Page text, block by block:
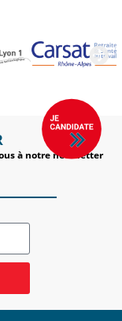
à notre newsletter